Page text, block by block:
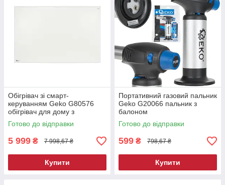
Обігрівач зі смарт-
керуванням Geko G80576
обігрівач для дому з
дистанційним керуванням
Готово до відправки
5 999 ₴ 7 998,67 ₴
Купити
Портативний газовий пальник
Geko G20066 пальник з
балоном
Готово до відправки
599 ₴ 798,67 ₴
Купити